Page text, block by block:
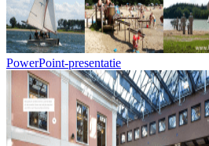
PowerPoint-presentatie